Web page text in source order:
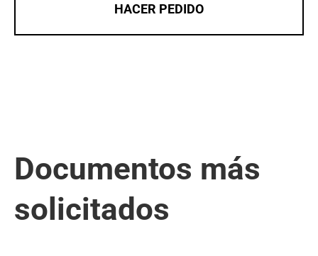
HACER PEDIDO
Documentos más
solicitados